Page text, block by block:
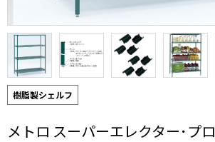
樹脂製シェルフ
メトロ スーパーエレクター･プロ